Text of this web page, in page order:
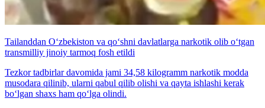
Tailanddan O‘zbekiston va qo‘shni davlatlarga narkotik olib o‘tgan
transmilliy jinoiy tarmoq fosh etildi
Tezkor tadbirlar davomida jami 34,58 kilogramm narkotik modda
musodara qilinib, ularni qabul qilib olishi va qayta ishlashi kerak
bo‘lgan shaxs ham qo‘lga olindi.